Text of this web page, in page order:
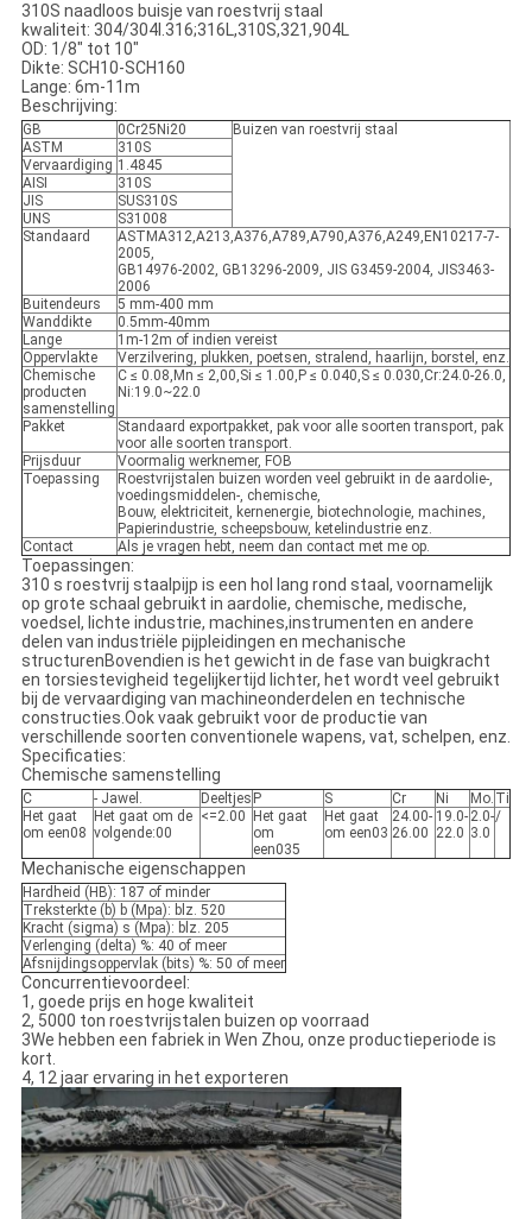
310S naadloos buisje van roestvrij staal
kwaliteit: 304/304l.316;316L,310S,321,904L
OD: 1/8" tot 10"
Dikte: SCH10-SCH160
Lange: 6m-11m
Beschrijving:
GB 0Cr25Ni20
Buizen van roestvrij staal
ASTM
310S
Vervaardiging 1.4845
AISI
310S
JIS
SUS310S
UNS
S31008
Standaard
ASTMA312,A213,A376,A789,A790,A376,A249,EN10217-7-
2005,
GB14976-2002, GB13296-2009, JIS G3459-2004, JIS3463-
2006
Buitendeurs
5 mm-400 mm
Wanddikte
0.5mm-40mm
Lange
1m-12m of indien vereist
Oppervlakte
Verzilvering, plukken, poetsen, stralend, haarlijn, borstel, enz.
Chemische
producten
samenstelling
C ≤ 0.08,Mn ≤ 2,00,Si ≤ 1.00,P ≤ 0.040,S ≤ 0.030,Cr:24.0-26.0,
Ni:19.0~22.0
Pakket
Standaard exportpakket, pak voor alle soorten transport, pak
voor alle soorten transport.
Prijsduur
Voormalig werknemer, FOB
Toepassing
Roestvrijstalen buizen worden veel gebruikt in de aardolie-,
voedingsmiddelen-, chemische,
Bouw, elektriciteit, kernenergie, biotechnologie, machines,
Papierindustrie, scheepsbouw, ketelindustrie enz.
Contact
Als je vragen hebt, neem dan contact met me op.
Toepassingen:
310 s roestvrij staalpijp is een hol lang rond staal, voornamelijk
op grote schaal gebruikt in aardolie, chemische, medische,
voedsel, lichte industrie, machines,instrumenten en andere
delen van industriële pijpleidingen en mechanische
structurenBovendien is het gewicht in de fase van buigkracht
en torsiestevigheid tegelijkertijd lichter, het wordt veel gebruikt
bij de vervaardiging van machineonderdelen en technische
constructies.Ook vaak gebruikt voor de productie van
verschillende soorten conventionele wapens, vat, schelpen, enz.
Specificaties:
Chemische samenstelling
C - Jawel. Deeltjes P S Cr Ni Mo. Ti
Het gaat
om een08
Het gaat om de
volgende:00
<=2.00
Het gaat
om
een035
Het gaat
om een03
24.00-
26.00
19.0-
22.0
2.0-
3.0
/
Mechanische eigenschappen
Hardheid (HB): 187 of minder
Treksterkte (b) b (Mpa): blz. 520
Kracht (sigma) s (Mpa): blz. 205
Verlenging (delta) %: 40 of meer
Afsnijdingsoppervlak (bits) %: 50 of meer
Concurrentievoordeel:
1, goede prijs en hoge kwaliteit
2, 5000 ton roestvrijstalen buizen op voorraad
3We hebben een fabriek in Wen Zhou, onze productieperiode is
kort.
4, 12 jaar ervaring in het exporteren